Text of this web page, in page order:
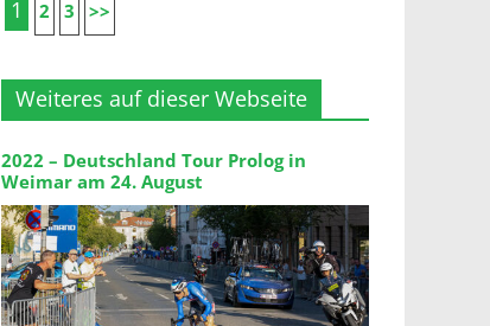
1 2 3 >>
Weiteres auf dieser Webseite
2022 – Deutschland Tour Prolog in
Weimar am 24. August